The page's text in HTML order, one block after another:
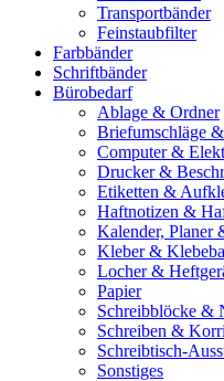
Transportbänder
Feinstaubfilter
Farbbänder
Schriftbänder
Bürobedarf
Ablage & Ordner
Briefumschläge
Computer &
Drucker &
Etiketten &
Haftnotizen &
Kalender, Planer
Kleber &
Locher &
Papier
Schreibblöcke &
Schreiben &
Schreibtisch-
Sonstiges